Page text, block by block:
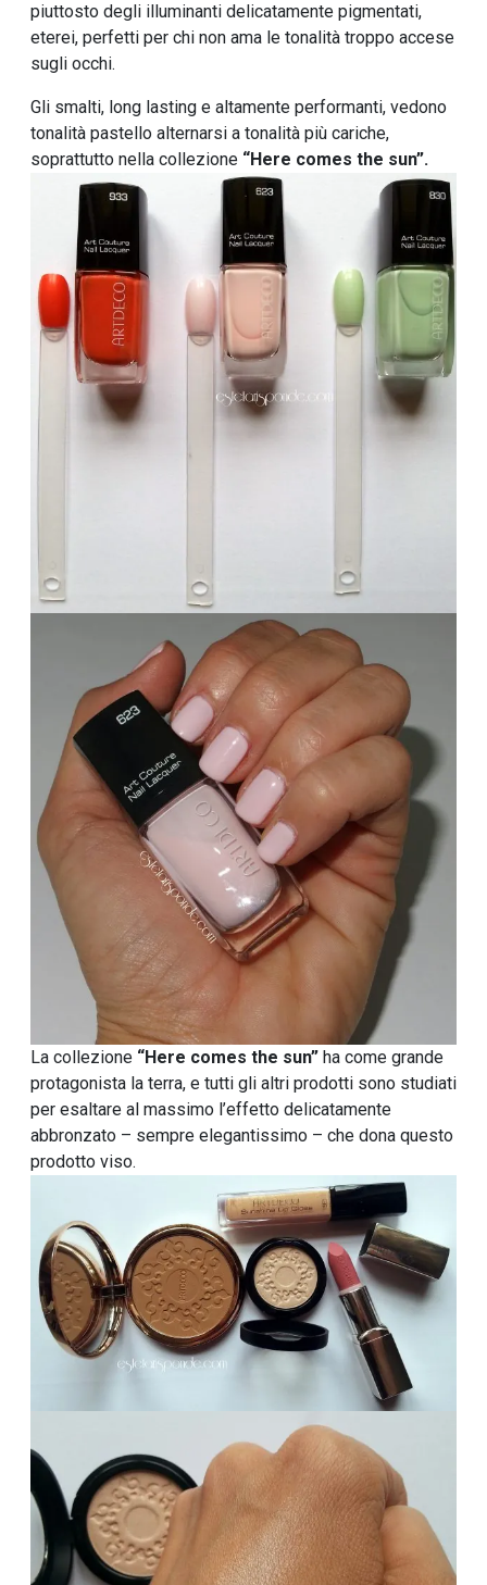
piuttosto degli illuminanti delicatamente pigmentati,
eterei, perfetti per chi non ama le tonalità troppo accese
sugli occhi.
Gli smalti, long lasting e altamente performanti, vedono
tonalità pastello alternarsi a tonalità più cariche,
soprattutto nella collezione “Here comes the sun”.
La collezione “Here comes the sun” ha come grande
protagonista la terra, e tutti gli altri prodotti sono studiati
per esaltare al massimo l’effetto delicatamente
abbronzato – sempre elegantissimo – che dona questo
prodotto viso.